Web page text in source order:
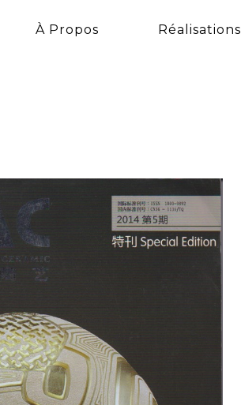
À Propos Réalisations